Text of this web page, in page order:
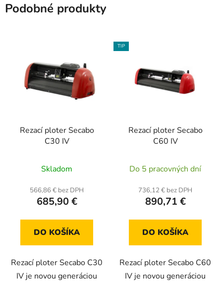
Podobné produkty
Rezací ploter Secabo
C30 IV
hodnotenie
produktu
je
z
Skladom
566,86 € bez DPH
685,90 €
DO KOŠÍKA
Rezací ploter Secabo C30
IV je novou generáciou
TIP
Rezací ploter Secabo
C60 IV
Do 5 pracovných dní
736,12 € bez DPH
890,71 €
DO KOŠÍKA
Rezací ploter Secabo C60
IV je novou generáciou